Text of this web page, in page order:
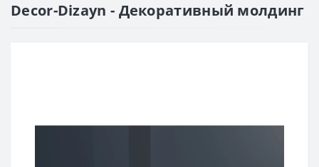
Decor-Dizayn - Декоративный молдинг